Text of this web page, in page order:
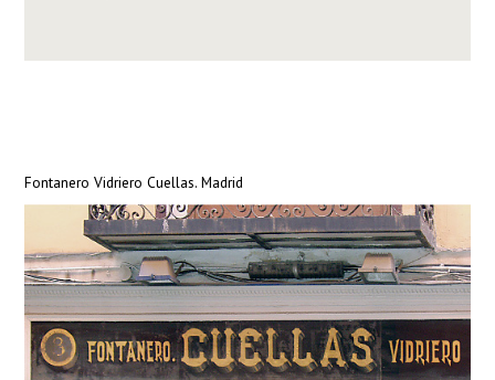
Fontanero Vidriero Cuellas. Madrid